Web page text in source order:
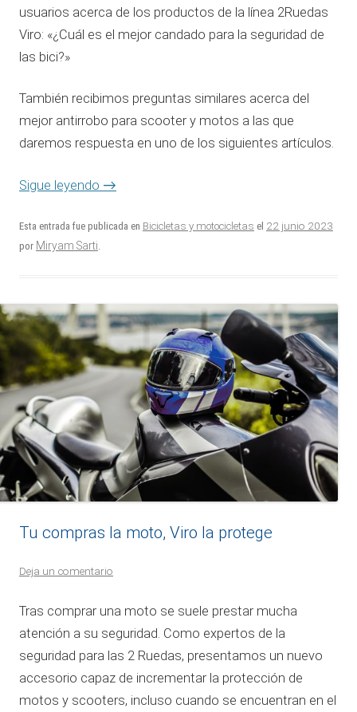
usuarios acerca de los productos de la línea 2Ruedas
Viro: «¿Cuál es el mejor candado para la seguridad de
las bici?»
También recibimos preguntas similares acerca del
mejor antirrobo para scooter y motos a las que
daremos respuesta en uno de los siguientes artículos.
Sigue leyendo →
Esta entrada fue publicada en Bicicletas y motocicletas el 22 junio 2023
por Miryam Sarti.
Tu compras la moto, Viro la protege
Deja un comentario
Tras comprar una moto se suele prestar mucha
atención a su seguridad. Como expertos de la
seguridad para las 2 Ruedas, presentamos un nuevo
accesorio capaz de incrementar la protección de
motos y scooters, incluso cuando se encuentran en el